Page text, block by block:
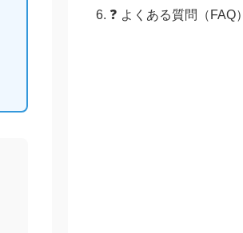
❓ よくある質問（FAQ）